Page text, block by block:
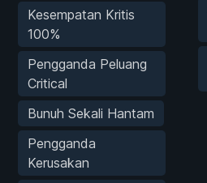
Kesempatan Kritis
100%
Pengganda Peluang
Critical
Bunuh Sekali Hantam
Pengganda
Kerusakan